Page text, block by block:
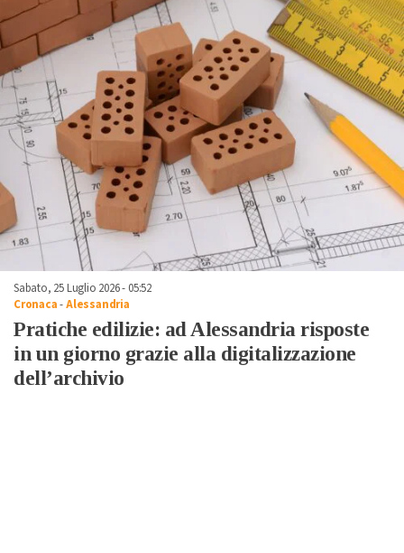
Sabato, 25 Luglio 2026 - 05:52
Cronaca-Alessandria
Pratiche edilizie: ad Alessandria risposte
in un giorno grazie alla digitalizzazione
dell’archivio